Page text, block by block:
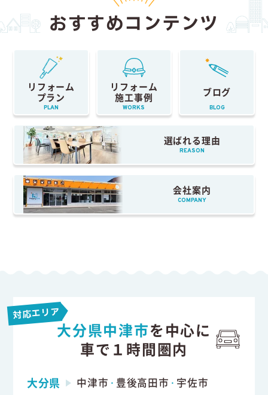
おすすめコンテンツ
リフォーム
プラン
PLAN
リフォーム
施工事例
WORKS
ブログ
BLOG
選ばれる理由
REASON
会社案内
COMPANY
対応エリア
大分県中津市を中心に
車で１時間圏内
大分県 中津市 ・ 豊後高田市 ・ 宇佐市